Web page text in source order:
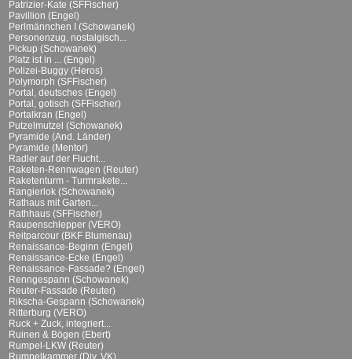
Patrizier-Kate (SFFischer)
Pavillion (Engel)
Perlmännchen I (Schowanek)
Personenzug, nostalgisch...
Pickup (Schowanek)
Platz ist in ... (Engel)
Polizei-Buggy (Heros)
Polymorph (SFFischer)
Portal, deutsches (Engel)
Portal, gotisch (SFFischer)
Portalkran (Engel)
Putzelmutzel (Schowanek)
Pyramide (And. Länder)
Pyramide (Mentor)
Radler auf der Flucht...
Raketen-Rennwagen (Reuter)
Raketenturm - Turmrakete...
Rangierlok (Schowanek)
Rathaus mit Garten...
Rathhaus (SFFischer)
Raupenschlepper (VERO)
Reitparcour (BKF Blumenau)
Renaissance-Beginn (Engel)
Renaissance-Ecke (Engel)
Renaissance-Fassade? (Engel)
Renngespann (Schowanek)
Reuter-Fassade (Reuter)
Rikscha-Gespann (Schowanek)
Ritterburg (VERO)
Ruck + Zuck, integriert...
Ruinen & Bögen (Ebert)
Rumpel-LKW (Reuter)
Rumpelkammer (Div. VK)